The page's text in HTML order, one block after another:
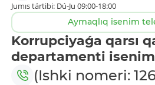
Jumıs tártibi: Dú-Ju 09:00-18:00
Aymaqlıq isenim
Korrupciyaǵa qarsı
departamenti
(Ishki nomeri: